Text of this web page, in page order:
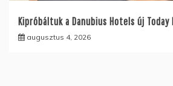
Kipróbáltuk a Danubius Hotels új
augusztus 4, 2026